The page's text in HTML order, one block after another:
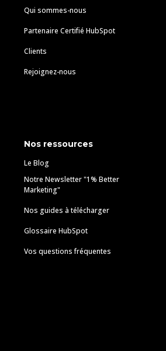
Qui sommes-nous
Partenaire Certifié HubSpot
Clients
Rejoignez-nous
Nos ressources
Le Blog
Notre Newsletter "1% Better
Marketing"
Nos guides à télécharger
Glossaire HubSpot
Vos questions fréquentes